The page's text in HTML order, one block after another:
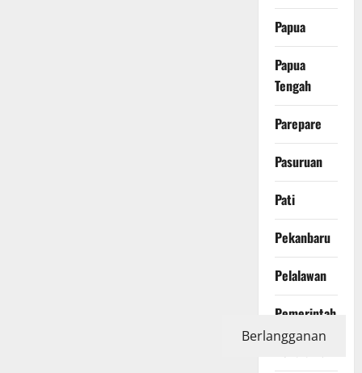
Papua
Papua
Tengah
Parepare
Pasuruan
Pati
Pekanbaru
Pelalawan
Pemerintah
Berlangganan